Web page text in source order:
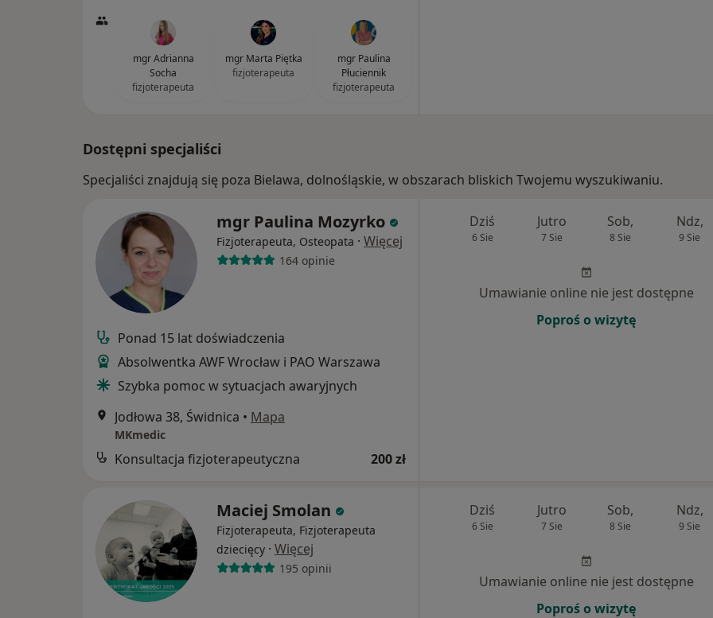
mgr Adrianna
Socha
fizjoterapeuta
mgr Marta Piętka
fizjoterapeuta
mgr Paulina
Płuciennik
fizjoterapeuta
Dostępni specjaliści
Specjaliści znajdują się poza Bielawa, dolnośląskie, w obszarach bliskich Twojemu wyszukiwaniu.
mgr Paulina Mozyrko
Fizjoterapeuta, Osteopata · Więcej
164 opinie
Ponad 15 lat doświadczenia
Absolwentka AWF Wrocław i PAO Warszawa
Szybka pomoc w sytuacjach awaryjnych
Jodłowa 38, Świdnica • Mapa
MKmedic
Konsultacja fizjoterapeutyczna 200 zł
Dziś
6 Sie
Jutro
7 Sie
Sob,
8 Sie
Ndz,
9 Sie
Umawianie online nie jest dostępne
Poproś o wizytę
Maciej Smolan
Fizjoterapeuta, Fizjoterapeuta
dziecięcy · Więcej
195 opinii
Dziś
6 Sie
Jutro
7 Sie
Sob,
8 Sie
Ndz,
9 Sie
Umawianie online nie jest dostępne
Poproś o wizytę